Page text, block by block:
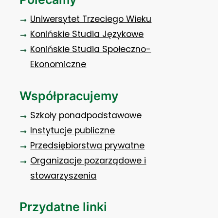
Uniwersytet Trzeciego Wieku
Konińskie Studia Językowe
Konińskie Studia Społeczno-
Ekonomiczne
Współpracujemy
Szkoły ponadpodstawowe
Instytucje publiczne
Przedsiębiorstwa prywatne
Organizacje pozarządowe i
stowarzyszenia
Przydatne linki